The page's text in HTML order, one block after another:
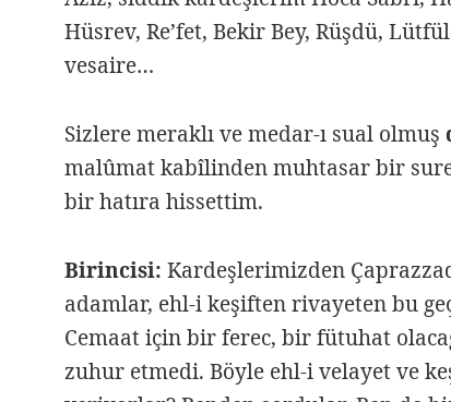
Hüsrev, Re’fet, Bekir Bey, Rüşdü,
vesaire…
Sizlere meraklı ve medar-ı sual olmuş
malûmat kabîlinden muhtasar bir
bir hatıra hissettim.
Birincisi: Kardeşlerimizden
adamlar, ehl-i keşiften rivayeten bu
Cemaat için bir ferec, bir fütuhat
zuhur etmedi. Böyle ehl-i velayet ve